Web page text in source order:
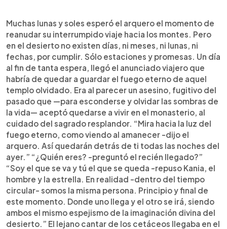
► Escuchar artículo
Muchas lunas y soles esperó el arquero el momento de
reanudar su interrumpido viaje hacia los montes. Pero
en el desierto no existen días, ni meses, ni lunas, ni
fechas, por cumplir. Sólo estaciones y promesas. Un día
al fin de tanta espera, llegó el anunciado viajero que
habría de quedar a guardar el fuego eterno de aquel
templo olvidado. Era al parecer un asesino, fugitivo del
pasado que —para esconderse y olvidar las sombras de
la vida— aceptó quedarse a vivir en el monasterio, al
cuidado del sagrado resplandor. “Mira hacia la luz del
fuego eterno, como viendo al amanecer -dijo el
arquero. Así quedarán detrás de ti todas las noches del
ayer.” “¿Quién eres? -preguntó el recién llegado?”
“Soy el que se va y tú el que se queda -repuso Kania, el
hombre y la estrella. En realidad -dentro del tiempo
circular- somos la misma persona. Principio y final de
este momento. Donde uno llega y el otro se irá, siendo
ambos el mismo espejismo de la imaginación divina del
desierto.” El lejano cantar de los cetáceos llegaba en el